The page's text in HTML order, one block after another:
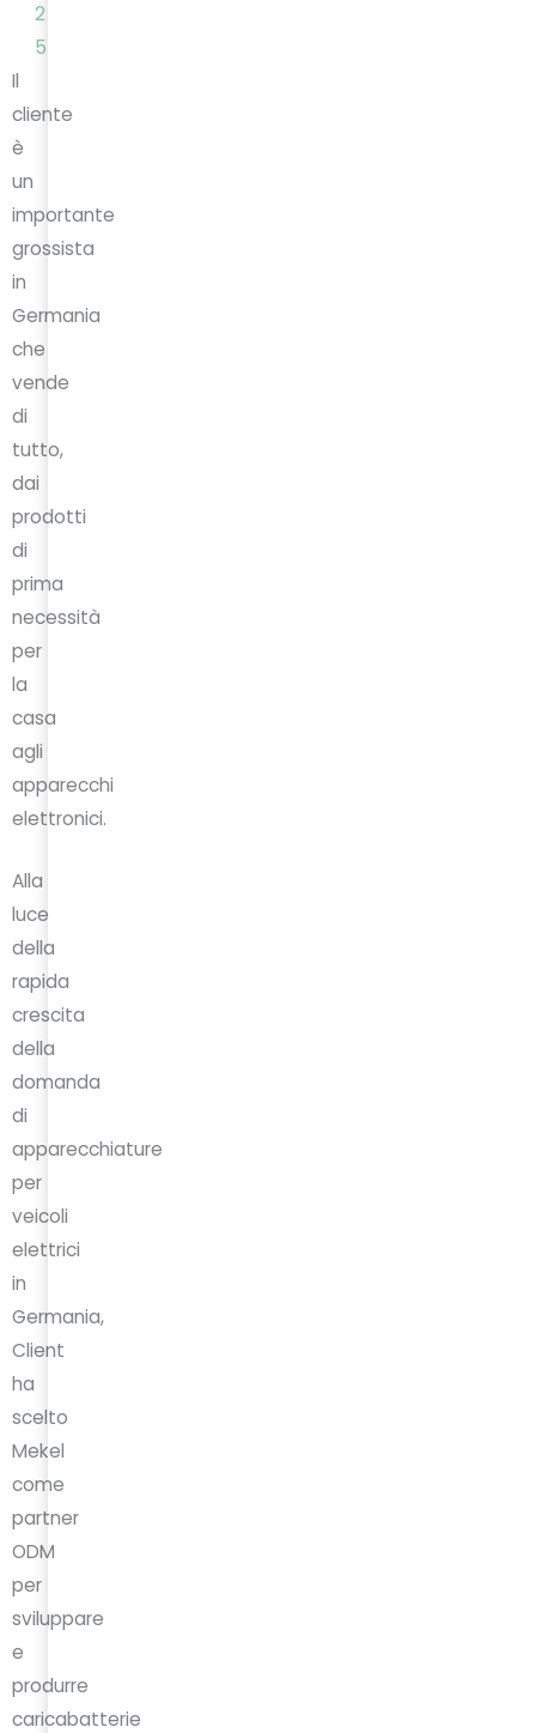
2
5
Il
cliente
è
un
importante
grossista
in
Germania
che
vende
di
tutto,
dai
prodotti
di
prima
necessità
per
la
casa
agli
apparecchi
elettronici.
Alla
luce
della
rapida
crescita
della
domanda
di
apparecchiature
per
veicoli
elettrici
in
Germania,
Client
ha
scelto
Mekel
come
partner
ODM
per
sviluppare
e
produrre
caricabatterie